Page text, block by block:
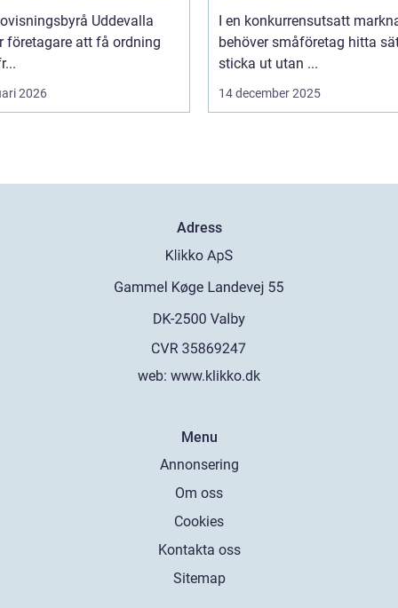
Uddevalla
företagare att få ordning
2026
I en konkurrensutsatt
behöver småföretag hitta
sticka ut utan ...
14 december 2025
Adress
web: www.klikko.dk
Menu
Annonsering
Om oss
Cookies
Kontakta oss
Sitemap